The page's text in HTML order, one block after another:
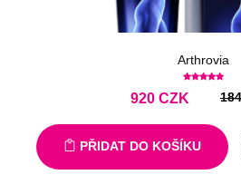
Arthrovia
CZK
920
PŘIDAT DO KOŠÍKU